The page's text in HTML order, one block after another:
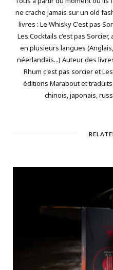
ne crache jamais sur un old
livres : Le Whisky C'est pas
Les Cocktails c'est pas
en plusieurs langues
néerlandais...) Auteur des
Rhum c'est pas sorcier et
éditions Marabout et
chinois, japonais,